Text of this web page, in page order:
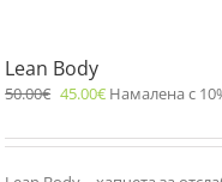
Lean Body
50.00€ 45.00€ Намалена с